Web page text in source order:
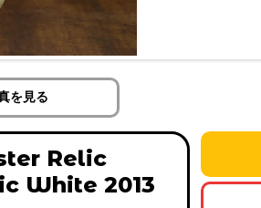
を見る
Relic
White 2013